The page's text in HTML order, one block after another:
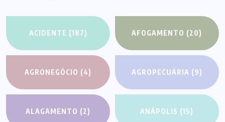
ACIDENTE (187) AFOGAMENTO (20)
AGRONEGÓCIO (4) AGROPECUÁRIA (9)
ALAGAMENTO (2) ANÁPOLIS (15)